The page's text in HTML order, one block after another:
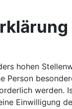
hohen
Person
werden.
Einwilligung